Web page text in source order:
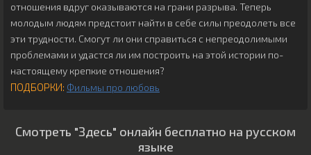
отношения вдруг оказываются на грани разрыва. Теперь
молодым людям предстоит найти в себе силы преодолеть все
эти трудности. Смогут ли они справиться с непреодолимыми
проблемами и удастся ли им построить на этой истории по-
настоящему крепкие отношения?
ПОДБОРКИ: Фильмы про любовь
Смотреть "Здесь" онлайн бесплатно на русском
языке